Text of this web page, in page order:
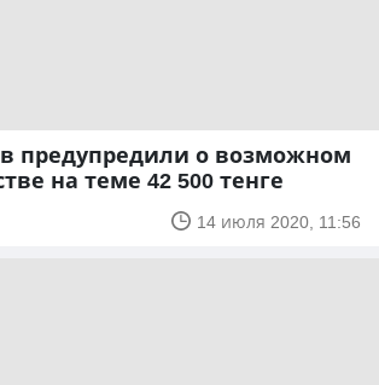
предупредили о возможном
на теме 42 500 тенге
14 июля 2020, 11:56